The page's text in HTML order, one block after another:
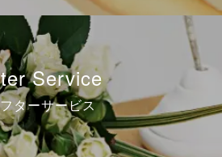
Service
ターサービス